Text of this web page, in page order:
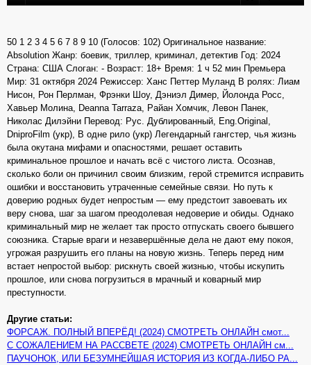
50 1 2 3 4 5 6 7 8 9 10 (Голосов: 102) Оригинальное название:
Absolution Жанр: боевик, триллер, криминал, детектив Год: 2024
Страна: США Слоган: - Возраст: 18+ Время: 1 ч 52 мин Премьера
Мир: 31 октября 2024 Режиссер: Ханс Петтер Муланд В ролях: Лиам
Нисон, Рон Перлман, Фрэнки Шоу, Дэниэл Димер, Йолонда Росс,
Хавьер Молина, Deanna Tarraza, Райан Хомчик, Левон Панек,
Николас Дилэйни Перевод: Рус. Дублированный, Eng.Original,
DniproFilm (укр), В одне рило (укр) Легендарный гангстер, чья жизнь
была окутана мифами и опасностями, решает оставить
криминальное прошлое и начать всё с чистого листа. Осознав,
сколько боли он причинил своим близким, герой стремится исправить
ошибки и восстановить утраченные семейные связи. Но путь к
доверию родных будет непростым — ему предстоит завоевать их
веру снова, шаг за шагом преодолевая недоверие и обиды. Однако
криминальный мир не желает так просто отпускать своего бывшего
союзника. Старые враги и незавершённые дела не дают ему покоя,
угрожая разрушить его планы на новую жизнь. Теперь перед ним
встает непростой выбор: рискнуть своей жизнью, чтобы искупить
прошлое, или снова погрузиться в мрачный и коварный мир
преступности.
Другие статьи:
ФОРСАЖ. ПОЛНЫЙ ВПЕРЁД! (2024) СМОТРЕТЬ ОНЛАЙН смот...
С СОЖАЛЕНИЕМ НА РАССВЕТЕ (2024) СМОТРЕТЬ ОНЛАЙН см...
ПАУЧОНОК, ИЛИ БЕЗУМНЕЙШАЯ ИСТОРИЯ ИЗ КОГДА-ЛИБО РА...